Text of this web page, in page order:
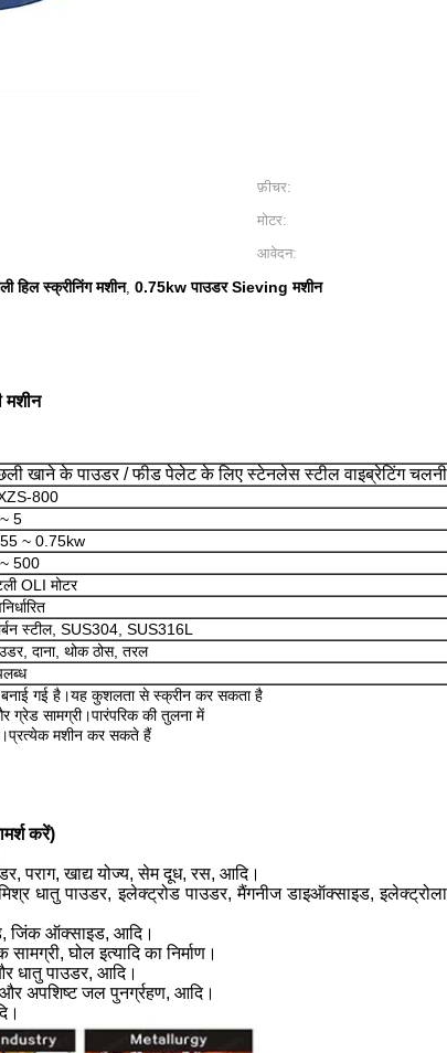
फ़ीचर:
मोटर:
आवेदन:
हिल स्क्रीनिंग मशीन, 0.75kw पाउडर Sieving मशीन
मशीन
खाने के पाउडर / फीड पेलेट के लिए स्टेनलेस स्टील वाइब्रेटिंग
800
5
~ 0.75kw
500
OLI मोटर
स्टील, SUS304, SUS316L
दाना, थोक ठोस, तरल
बनाई गई है।यह कुशलता से स्क्रीन कर सकता है
ग्रेड सामग्री।पारंपरिक की तुलना में
मशीन कर सकते हैं
करें)
पराग, खाद्य योज्य, सेम दूध, रस, आदि।
धातु पाउडर, इलेक्ट्रोड पाउडर, मैंगनीज डाइऑक्साइड,
जिंक ऑक्साइड, आदि।
घोल इत्यादि का निर्माण।
धातु पाउडर, आदि।
अपशिष्ट जल पुनर्ग्रहण, आदि।